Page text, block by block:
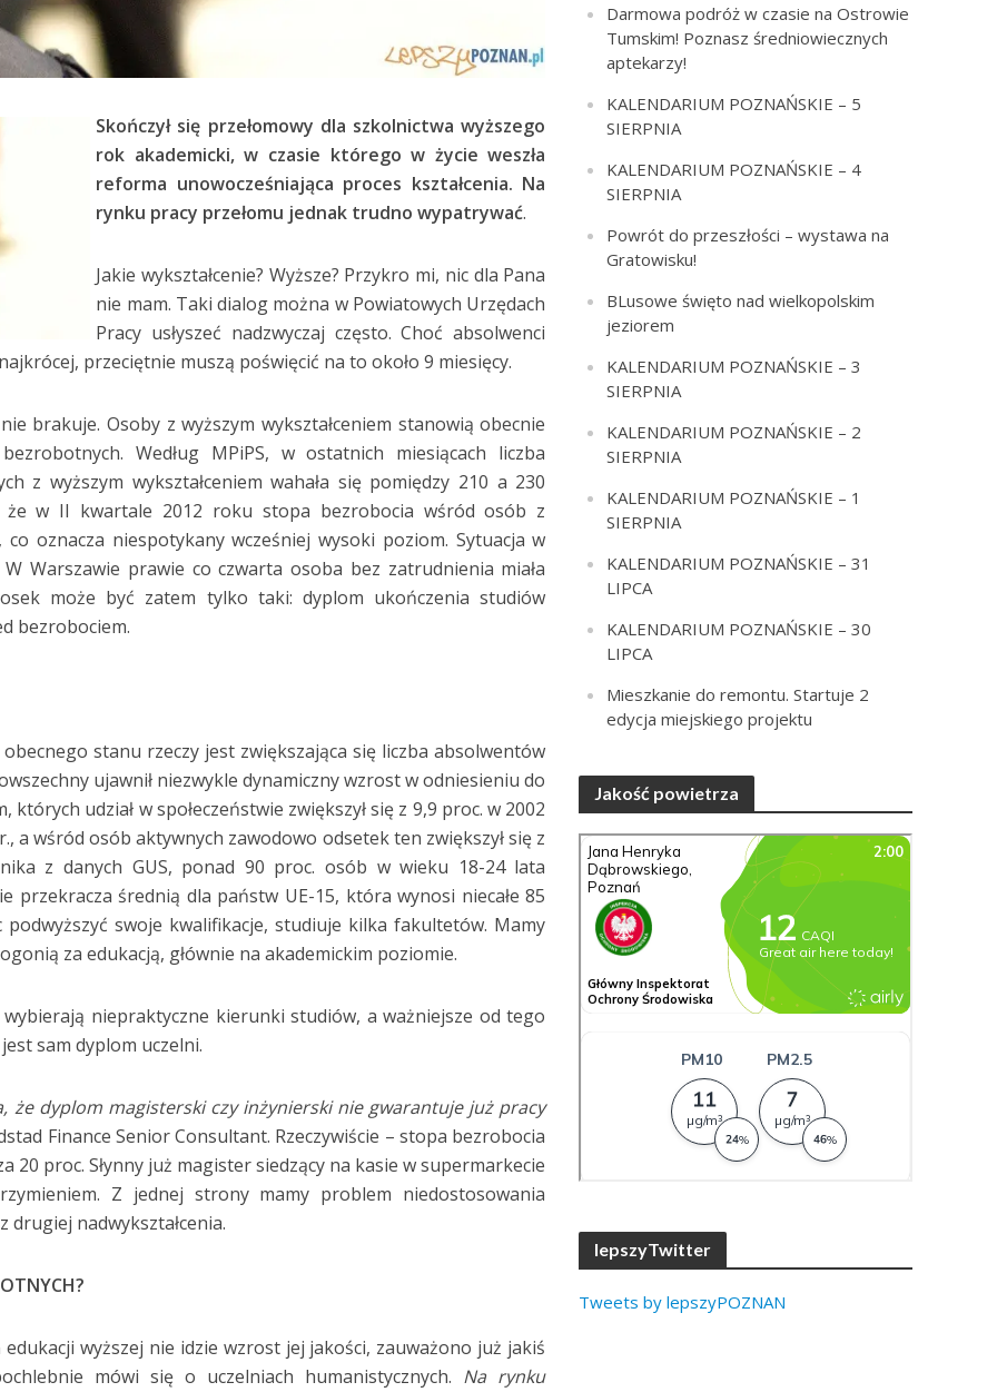
Skończył się przełomowy dla szkolnictwa wyższego
rok akademicki, w czasie którego w życie weszła
reforma unowocześniająca proces kształcenia. Na
rynku pracy przełomu jednak trudno wypatrywać.
Jakie wykształcenie? Wyższe? Przykro mi, nic dla Pana
nie mam. Taki dialog można w Powiatowych Urzędach
Pracy usłyszeć nadzwyczaj często. Choć absolwenci
przeciętnie muszą poświęcić na to około 9 miesięcy.
brakuje. Osoby z wyższym wykształceniem stanowią obecnie
Według MPiPS, w ostatnich miesiącach liczba
z wyższym wykształceniem wahała się pomiędzy 210 a 230
że w II kwartale 2012 roku stopa bezrobocia wśród osób z
co oznacza niespotykany wcześniej wysoki poziom. Sytuacja w
Warszawie prawie co czwarta osoba bez zatrudnienia miała
może być zatem tylko taki: dyplom ukończenia studiów
bezrobociem.
stanu rzeczy jest zwiększająca się liczba absolwentów
ujawnił niezwykle dynamiczny wzrost w odniesieniu do
których udział w społeczeństwie zwiększył się z 9,9 proc. w 2002
a wśród osób aktywnych zawodowo odsetek ten zwiększył się z
z danych GUS, ponad 90 proc. osób w wieku 18-24 lata
przekracza średnią dla państw UE-15, która wynosi niecałe 85
swoje kwalifikacje, studiuje kilka fakultetów. Mamy
za edukacją, głównie na akademickim poziomie.
niepraktyczne kierunki studiów, a ważniejsze od tego
sam dyplom uczelni.
że dyplom magisterski czy inżynierski nie gwarantuje już pracy
Finance Senior Consultant. Rzeczywiście – stopa bezrobocia
20 proc. Słynny już magister siedzący na kasie w supermarkecie
Z jednej strony mamy problem niedostosowania
nadwykształcenia.
wyższej nie idzie wzrost jej jakości, zauważono już jakiś
mówi się o uczelniach humanistycznych. Na rynku
Darmowa podróż w czasie na Ostrowie
Tumskim! Poznasz średniowiecznych
aptekarzy!
KALENDARIUM POZNAŃSKIE – 5
SIERPNIA
KALENDARIUM POZNAŃSKIE – 4
SIERPNIA
Powrót do przeszłości – wystawa na
Gratowisku!
BLusowe święto nad wielkopolskim
jeziorem
KALENDARIUM POZNAŃSKIE – 3
SIERPNIA
KALENDARIUM POZNAŃSKIE – 2
SIERPNIA
KALENDARIUM POZNAŃSKIE – 1
SIERPNIA
KALENDARIUM POZNAŃSKIE – 31
LIPCA
KALENDARIUM POZNAŃSKIE – 30
LIPCA
Mieszkanie do remontu. Startuje 2
edycja miejskiego projektu
Jakość powietrza
lepszyTwitter
Tweets by lepszyPOZNAN